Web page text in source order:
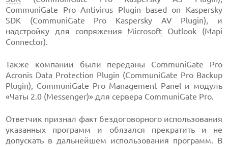
CommuniGate Pro Antivirus Plugin based on Kaspersky
SDK (CommuniGate Pro Kaspersky AV Plugin), и
надстройку для сопряжения Microsoft Outlook (Mapi
Connector).
Также компании были переданы CommuniGate Pro
Acronis Data Protection Plugin (CommuniGate Pro Backup
Plugin), CommuniGate Pro Management Panel и модуль
«Чаты 2.0 (Messenger)» для сервера CommuniGate Pro.
Ответчик признал факт бездоговорного использования
указанных программ и обязался прекратить и не
допускать в дальнейшем использования программ. В